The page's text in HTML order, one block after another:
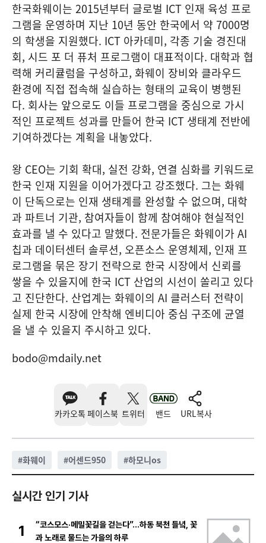
한국화웨이는 2015년부터 글로벌 ICT 인재 육성 프로
그램을 운영하며 지난 10년 동안 한국에서 약 7000명
의 학생을 지원했다. ICT 아카데미, 각종 기술 경진대
회, 시드 포 더 퓨처 프로그램이 대표적이다. 대학과 협
력해 커리큘럼을 구성하고, 화웨이 장비와 클라우드
환경에 직접 접속해 실습하는 형태의 교육이 병행된
다. 회사는 앞으로도 이들 프로그램을 중심으로 가시
적인 프로젝트 성과를 만들어 한국 ICT 생태계 전반에
기여하겠다는 계획을 내놓았다.
왕 CEO는 기회 확대, 실전 강화, 연결 심화를 키워드로
한국 인재 지원을 이어가겠다고 강조했다. 그는 화웨
이 단독으로는 인재 생태계를 완성할 수 없으며, 대학
과 파트너 기관, 참여자들이 함께 참여해야 현실적인
효과를 낼 수 있다고 말했다. 전문가들은 화웨이가 AI
칩과 데이터센터 솔루션, 오픈소스 운영체제, 인재 프
로그램을 묶은 장기 전략으로 한국 시장에서 신뢰를
쌓을 수 있을지에 한국 ICT 산업의 시선이 쏠리고 있다
고 진단한다. 산업계는 화웨이의 AI 클러스터 전략이
실제 한국 시장에 안착해 엔비디아 중심 구조에 균열
을 낼 수 있을지 주시하고 있다.
bodo@mdaily.net
카카오톡 페이스북 트위터 밴드 URL복사
#화웨이 #어센드950 #하모니os
실시간 인기 기사
1
“코스모스·메밀꽃길을 걷는다”…하동 북천 들녘, 꽃
과 노래로 물드는 가을의 하루